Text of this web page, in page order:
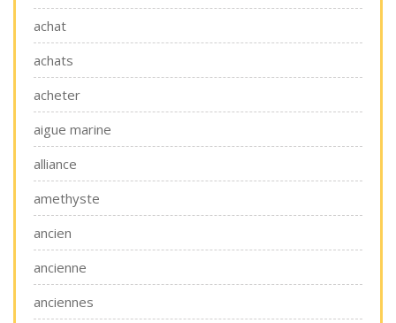
achat
achats
acheter
aigue marine
alliance
amethyste
ancien
ancienne
anciennes